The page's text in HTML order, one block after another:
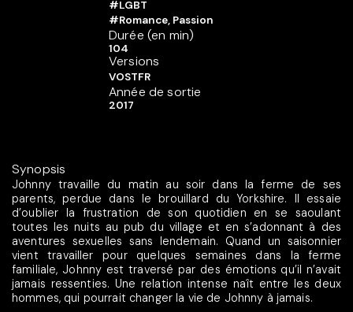
#LGBT
#Romance, Passion
Durée (en min)
104
Versions
VOSTFR
Année de sortie
2017
Synopsis
Johnny travaille du matin au soir dans la ferme de ses
parents, perdue dans le brouillard du Yorkshire. Il essaie
d’oublier la frustration de son quotidien en se saoulant
toutes les nuits au pub du village et en s’adonnant à des
aventures sexuelles sans lendemain. Quand un saisonnier
vient travailler pour quelques semaines dans la ferme
familiale, Johnny est traversé par des émotions qu’il n’avait
jamais ressenties. Une relation intense naît entre les deux
hommes, qui pourrait changer la vie de Johnny à jamais.